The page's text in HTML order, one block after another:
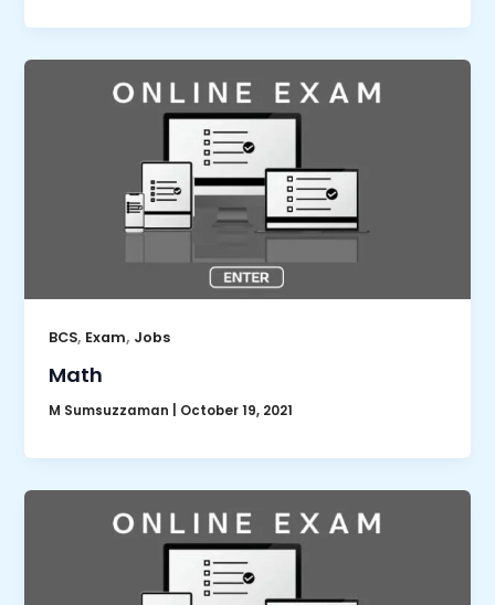
BCS, Exam, Jobs
Math
M Sumsuzzaman October 19, 2021